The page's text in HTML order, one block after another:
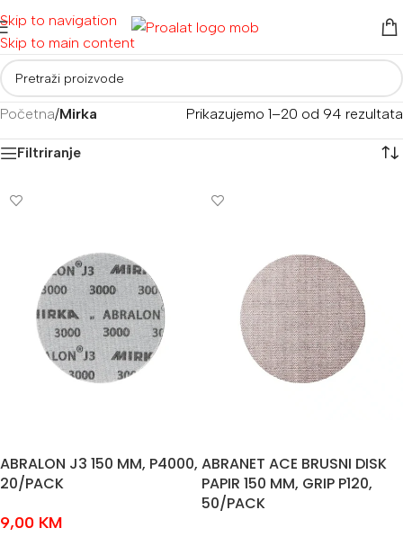
Skip to navigation
Skip to main content
Početna/Mirka Prikazujemo 1–20 od 94 rezultata
Filtriranje
ABRALON J3 150 MM, P4000,
20/PACK
9,00 KM
ABRANET ACE BRUSNI DISK
PAPIR 150 MM, GRIP P120,
50/PACK